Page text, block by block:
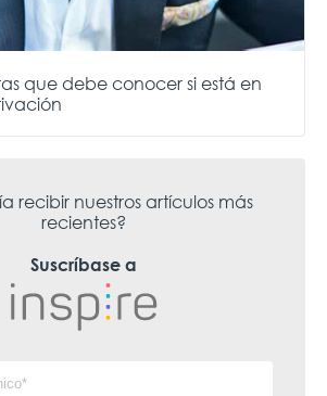
que debe conocer si está en
recibir nuestros artículos más
recientes?
Suscríbase a